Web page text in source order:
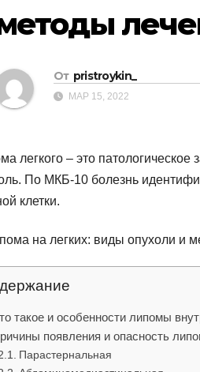
От pristroykin_
МАР 15, 2022
легкого – это
По МКБ-10 болезнь
клетки.
такое и особенности липомы
появления и опасность
Парастернальная